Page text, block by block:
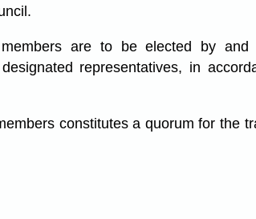
members are to be elected by and
representatives, in
constitutes a quorum for the